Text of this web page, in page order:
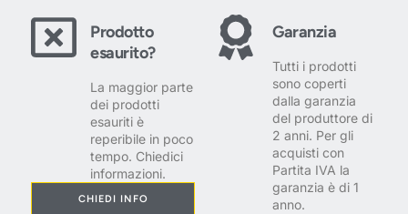
Prodotto
esaurito?
La maggior parte
dei prodotti
esauriti è
reperibile in poco
tempo. Chiedici
informazioni.
CHIEDI INFO
Garanzia
Tutti i prodotti
sono coperti
dalla garanzia
del produttore di
2 anni. Per gli
acquisti con
Partita IVA la
garanzia è di 1
anno.